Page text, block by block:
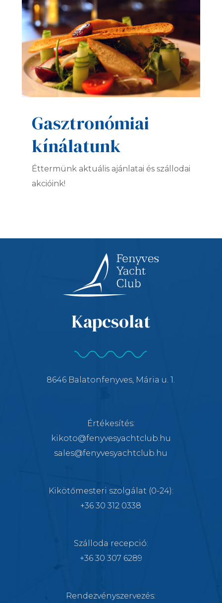
Gasztronómiai
kínálatunk
Éttermünk aktuális ajánlatai és szállodai
akcióink!
Kapcsolat
8646 Balatonfenyves, Mária u. 1.
Értékesítés:
kikoto@fenyvesyachtclub.hu
sales@fenyvesyachtclub.hu
Kikötőmesteri szolgálat (0-24):
+36 30 312 0338
Szálloda recepció:
+36 30 307 6289
Rendezvényszervezés: